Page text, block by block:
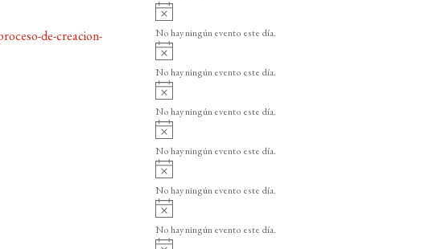
de-creacion-
v
i
o
No hay ningún evento este día.
v
i
o
No hay ningún evento este día.
v
i
o
No hay ningún evento este día.
v
i
o
No hay ningún evento este día.
v
i
o
No hay ningún evento este día.
v
i
No hay ningún evento este día.